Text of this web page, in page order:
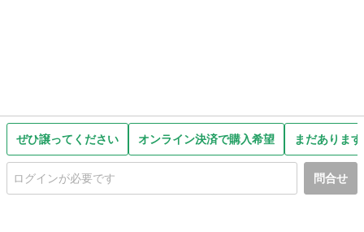
ぜひ譲ってください オンライン決済で購入希望 まだありま
問合せ